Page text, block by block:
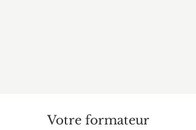
Votre formateur